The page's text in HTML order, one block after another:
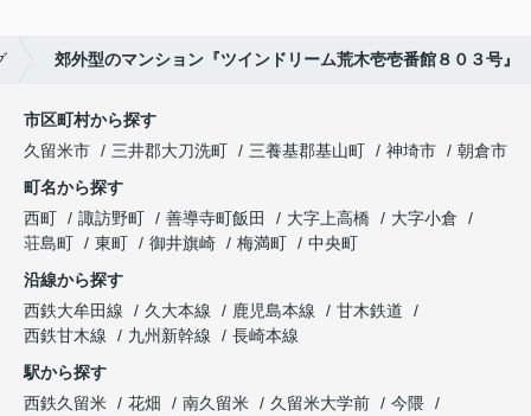
郊外型のマンション『ツインドリーム荒木壱壱番館８０３号』
市区町村から探す
久留米市
三井郡大刀洗町 三養基郡基山町 神埼市
朝倉市
町名から探す
西町
諏訪野町 善導寺町飯田 大字上高橋
大字小倉
荘島町
東町 御井旗崎 梅満町
中央町
沿線から探す
西鉄大牟田線
久大本線 鹿児島本線
甘木鉄道
西鉄甘木線
九州新幹線
長崎本線
駅から探す
西鉄久留米
花畑 南久留米 久留米大学前
今隈